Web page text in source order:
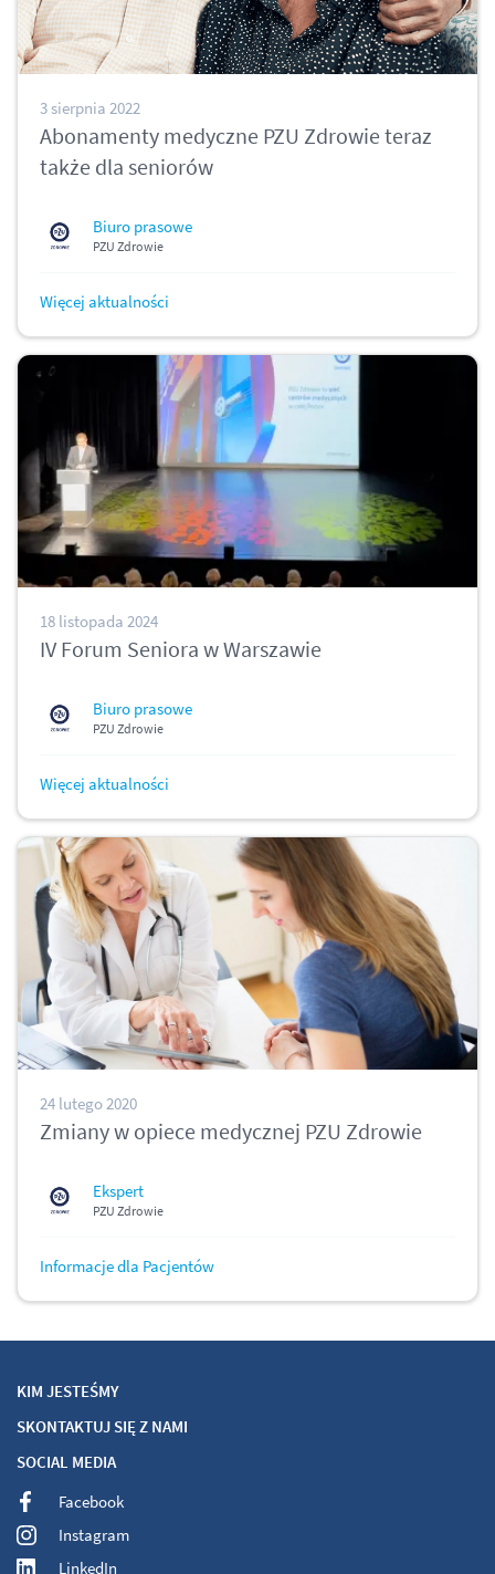
3 sierpnia 2022
Abonamenty medyczne PZU Zdrowie teraz
także dla seniorów
Biuro prasowe
PZU Zdrowie
Więcej aktualności
18 listopada 2024
IV Forum Seniora w Warszawie
Biuro prasowe
PZU Zdrowie
Więcej aktualności
24 lutego 2020
Zmiany w opiece medycznej PZU Zdrowie
Ekspert
PZU Zdrowie
Informacje dla Pacjentów
KIM JESTEŚMY
SKONTAKTUJ SIĘ Z NAMI
SOCIAL MEDIA
Facebook
Instagram
LinkedIn